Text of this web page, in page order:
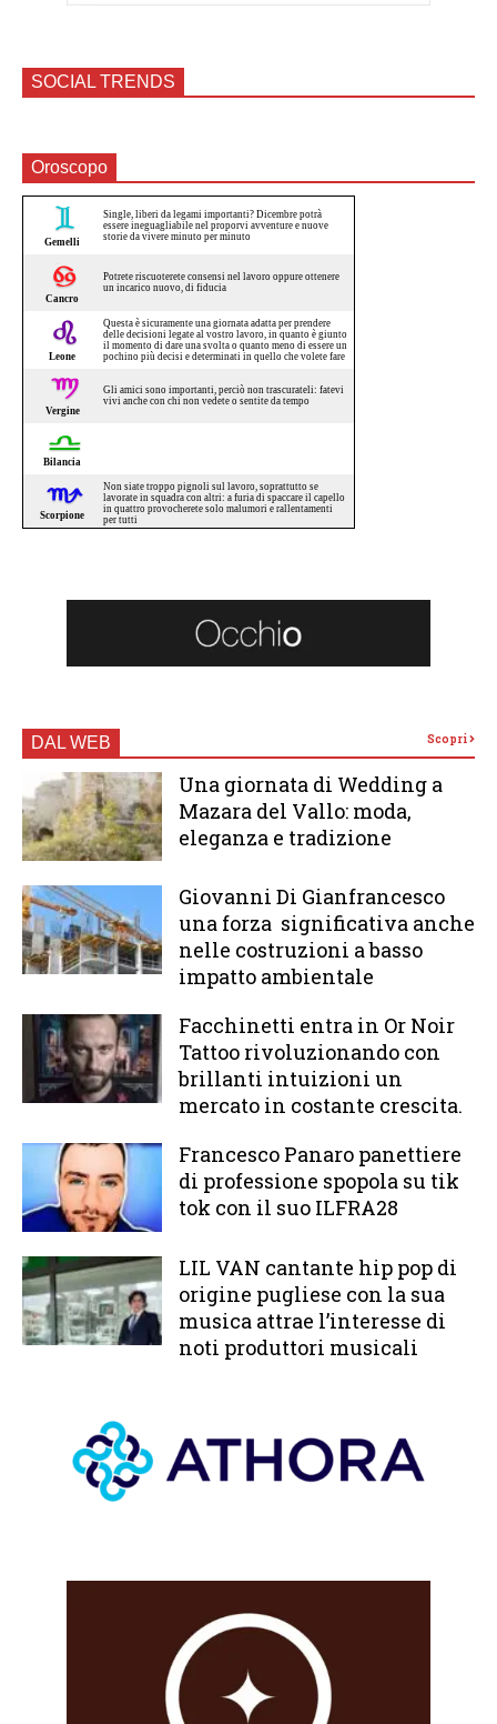
SOCIAL TRENDS
Oroscopo
DAL WEB Scopri
Una giornata di Wedding a
Mazara del Vallo: moda,
eleganza e tradizione
Giovanni Di Gianfrancesco
una forza significativa anche
nelle costruzioni a basso
impatto ambientale
Facchinetti entra in Or Noir
Tattoo rivoluzionando con
brillanti intuizioni un
mercato in costante crescita.
Francesco Panaro panettiere
di professione spopola su tik
tok con il suo ILFRA28
LIL VAN cantante hip pop di
origine pugliese con la sua
musica attrae l’interesse di
noti produttori musicali